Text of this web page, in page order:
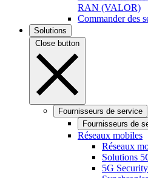
RAN (VALOR)
Commander des
Solutions
Close button
Fournisseurs de service
Fournisseurs de
Réseaux mobiles
Réseaux
Solutions
5G Security